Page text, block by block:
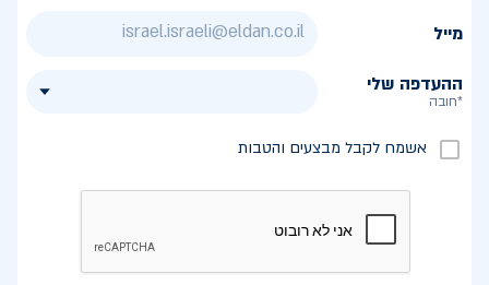
מייל
ההעדפה שלי
*חובה
אשמח לקבל מבצעים והטבות